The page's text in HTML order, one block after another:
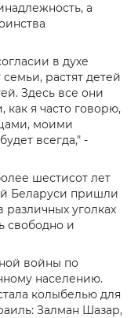
а
в духе
растят детей
Здесь все они
я часто говорю,
моими
всегда," -
шестисот лет
Беларуси пришли
уголках
свободно и
войны по
населению.
колыбелью для
Залман Шазар,